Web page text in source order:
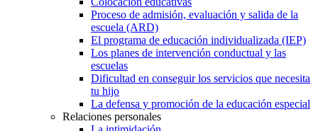
Proceso de admisión, evaluación y salida de la
escuela (ARD)
El programa de educación individualizada (IEP)
Los planes de intervención conductual y las
escuelas
Dificultad en conseguir los servicios que necesita
tu hijo
La defensa y promoción de la educación especial
Relaciones personales